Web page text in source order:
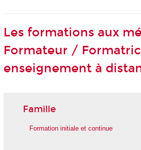
Les formations aux
Formateur /
enseignement à
Famille
Formation initiale et continue